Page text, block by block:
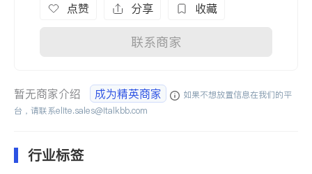
点赞 分享 收藏
联系商家
暂无商家介绍 成为精英商家
如果不想放置信息在我们的平
台，请联系elite.sales@italkbb.com
行业标签